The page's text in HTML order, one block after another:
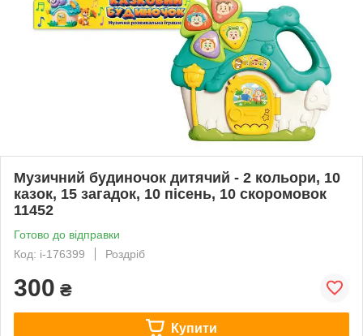
Музичний будиночок дитячий - 2 кольори, 10
казок, 15 загадок, 10 пісень, 10 скоромовок
11452
Готово до відправки
Код: i-176399
Роздріб
300 ₴
Купити